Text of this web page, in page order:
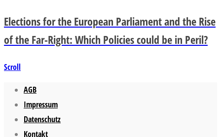
Elections for the European Parliament and the Rise
of the Far-Right: Which Policies could be in Peril?
Scroll
AGB
Impressum
Datenschutz
Kontakt